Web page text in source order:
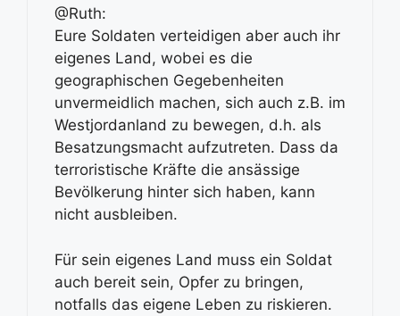
@Ruth:
Eure Soldaten verteidigen aber auch ihr
eigenes Land, wobei es die
geographischen Gegebenheiten
unvermeidlich machen, sich auch z.B. im
Westjordanland zu bewegen, d.h. als
Besatzungsmacht aufzutreten. Dass da
terroristische Kräfte die ansässige
Bevölkerung hinter sich haben, kann
nicht ausbleiben.
Für sein eigenes Land muss ein Soldat
auch bereit sein, Opfer zu bringen,
notfalls das eigene Leben zu riskieren.